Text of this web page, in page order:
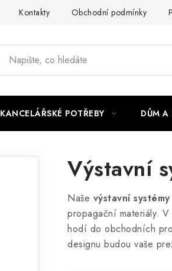
Kontakty Obchodní podmínky
KANCELÁŘSKÉ POTŘEBY DŮM A
Výstavní
Naše výstavní systémy
propagační materiály.
hodí do obchodních
designu budou vaše